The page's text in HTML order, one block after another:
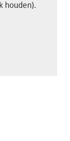
houden).